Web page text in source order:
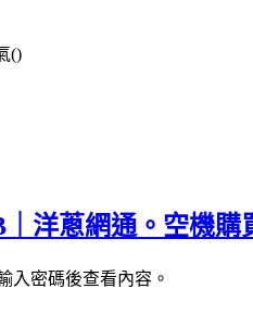
()
｜洋蔥網通。空機
入密碼後查看內容。